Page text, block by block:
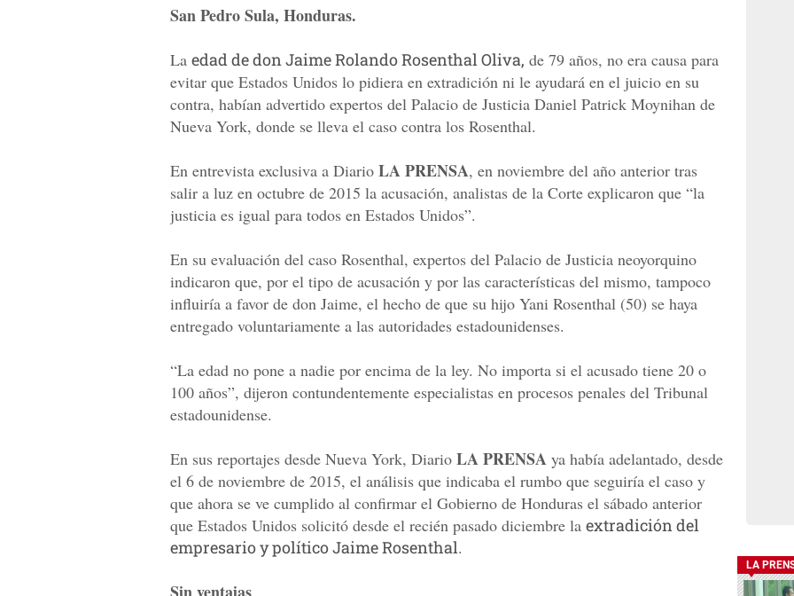
San Pedro Sula, Honduras.
La edad de don Jaime Rolando Rosenthal Oliva, de 79 años, no era causa para
evitar que Estados Unidos lo pidiera en extradición ni le ayudará en el juicio en su
contra, habían advertido expertos del Palacio de Justicia Daniel Patrick Moynihan de
Nueva York, donde se lleva el caso contra los Rosenthal.
En entrevista exclusiva a Diario LA PRENSA, en noviembre del año anterior tras
salir a luz en octubre de 2015 la acusación, analistas de la Corte explicaron que “la
justicia es igual para todos en Estados Unidos”.
En su evaluación del caso Rosenthal, expertos del Palacio de Justicia neoyorquino
indicaron que, por el tipo de acusación y por las características del mismo, tampoco
influiría a favor de don Jaime, el hecho de que su hijo Yani Rosenthal (50) se haya
entregado voluntariamente a las autoridades estadounidenses.
“La edad no pone a nadie por encima de la ley. No importa si el acusado tiene 20 o
100 años”, dijeron contundentemente especialistas en procesos penales del Tribunal
estadounidense.
En sus reportajes desde Nueva York, Diario LA PRENSA ya había adelantado, desde
el 6 de noviembre de 2015, el análisis que indicaba el rumbo que seguiría el caso y
que ahora se ve cumplido al confirmar el Gobierno de Honduras el sábado anterior
que Estados Unidos solicitó desde el recién pasado diciembre la extradición del
empresario y político Jaime Rosenthal.
Sin ventajas
LA